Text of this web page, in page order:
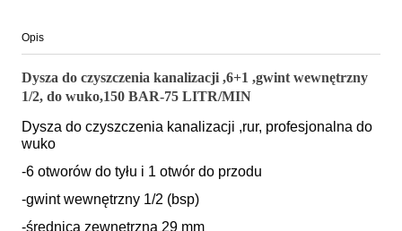
Opis
Dysza do czyszczenia kanalizacji ,6+1 ,gwint wewnętrzny
1/2, do wuko,150 BAR-75 LITR/MIN
Dysza do czyszczenia kanalizacji ,rur, profesjonalna do
wuko
-6 otworów do tyłu i 1 otwór do przodu
-gwint wewnętrzny 1/2 (bsp)
-średnica zewnętrzna 29 mm